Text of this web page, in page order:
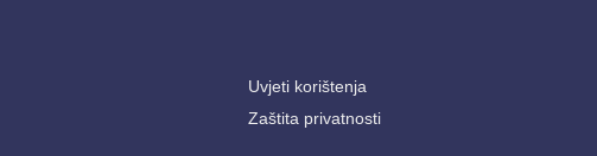
Uvjeti korištenja
Zaštita privatnosti